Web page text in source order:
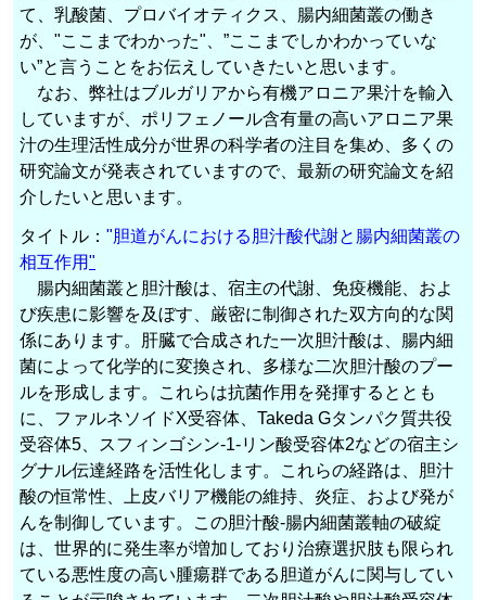
て、乳酸菌、プロバイオティクス、腸内細菌叢の働き
が、"ここまでわかった"、”ここまでしかわかっていな
い”と言うことをお伝えしていきたいと思います。
なお、弊社はブルガリアから有機アロニア果汁を輸入
していますが、ポリフェノール含有量の高いアロニア果
汁の生理活性成分が世界の科学者の注目を集め、多くの
研究論文が発表されていますので、最新の研究論文を紹
介したいと思います。
タイトル： "胆道がんにおける胆汁酸代謝と腸内細菌叢の
相互作用"
腸内細菌叢と胆汁酸は、宿主の代謝、免疫機能、およ
び疾患に影響を及ぼす、厳密に制御された双方向的な関
係にあります。肝臓で合成された一次胆汁酸は、腸内細
菌によって化学的に変換され、多様な二次胆汁酸のプー
ルを形成します。これらは抗菌作用を発揮するととも
に、ファルネソイドX受容体、Takeda Gタンパク質共役
受容体5、スフィンゴシン-1-リン酸受容体2などの宿主シ
グナル伝達経路を活性化します。これらの経路は、胆汁
酸の恒常性、上皮バリア機能の維持、炎症、および発が
んを制御しています。この胆汁酸-腸内細菌叢軸の破綻
は、世界的に発生率が増加しており治療選択肢も限られ
ている悪性度の高い腫瘍群である胆道がんに関与してい